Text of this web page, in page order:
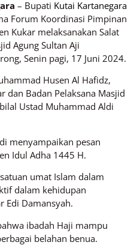
– Bupati Kutai Kartanegara
Forum Koordinasi Pimpinan
Kukar melaksanakan Salat
Agung Sultan Aji
Senin pagi, 17 Juni 2024.
Husen Al Hafidz,
dan Badan Pelaksana Masjid
Ustad Muhammad Aldi
menyampaikan pesan
Idul Adha 1445 H.
umat Islam dalam
dalam kehidupan
Edi Damansyah.
ibadah Haji mampu
belahan benua.